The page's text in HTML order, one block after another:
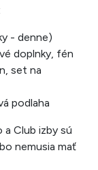
- denne)
doplnky, fén
set na
podlaha
a Club izby sú
nemusia mať